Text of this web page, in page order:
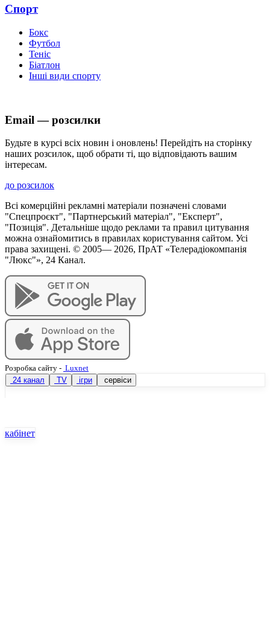
Спорт
Бокс
Футбол
Теніс
Біатлон
Інші види спорту
Email — розсилки
Будьте в курсі всіх новин і оновлень! Перейдіть на сторінку
наших розсилок, щоб обрати ті, що відповідають вашим
інтересам.
до розсилок
Всі комерційні рекламні матеріали позначені словами
"Спецпроєкт", "Партнерський матеріал", "Експерт",
"Позиція". Детальніше щодо реклами та правил цитування
можна ознайомитись в правилах користування сайтом. Усі
права захищені. © 2005— 2026, ПрАТ «Телерадіокомпанія
"Люкс"», 24 Канал.
Розробка сайту - Luxnet
24 канал
TV ігри сервіси
кабінет